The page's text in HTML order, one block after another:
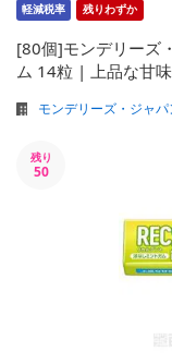
軽減税率 残りわずか
[80個]モンデリーズ
ム 14粒 | 上品な甘
モンデリーズ・ジャ
残り
50